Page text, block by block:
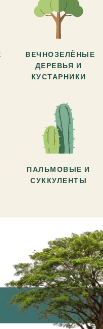
ВЕЧНОЗЕЛЁНЫЕ
ДЕРЕВЬЯ И
КУСТАРНИКИ
ПАЛЬМОВЫЕ И
СУККУЛЕНТЫ